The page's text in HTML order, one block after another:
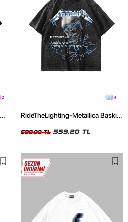
2 4
RideTheLighting-Metallica Baskılı
Tshirt
699,00 TL 559,20 TL